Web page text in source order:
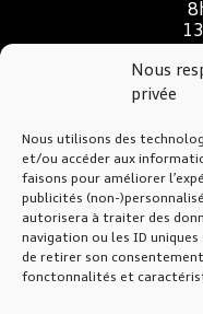
Nous
privée
Nous utilisons des
et/ou accéder aux
faisons pour améliorer
publicités (non-
autorisera à traiter des
navigation ou les ID
de retirer son
fonctonnalités et
SAV